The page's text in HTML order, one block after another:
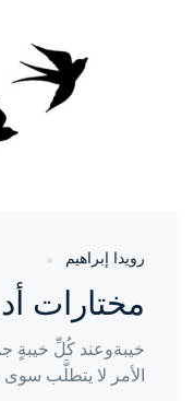
رويدا إبراهيم
مختارات
خيبةوعند كُلِّ خيبةٍ
الأمر لا يتطلَّب